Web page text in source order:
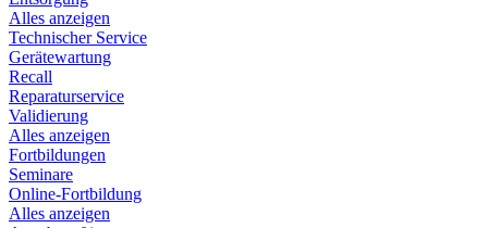
Alles anzeigen
Technischer Service
Gerätewartung
Recall
Reparaturservice
Validierung
Alles anzeigen
Fortbildungen
Seminare
Online-Fortbildung
Alles anzeigen